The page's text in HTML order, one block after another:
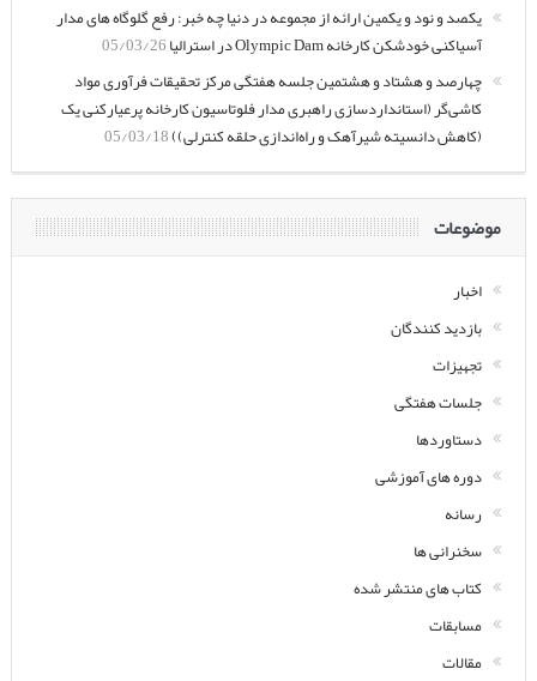
یکصد و نود و یکمین ارائه از مجموعه در دنیا چه خبر: رفع گلوگاه های مدار
آسیاکنی خودشکن کارخانه Olympic Dam در استرالیا
05/03/26
چهارصد و هشتاد و هشتمین جلسه هفتگی مرکز تحقیقات فرآوری مواد
کاشی‌گر (استانداردسازی راهبری مدار فلوتاسیون کارخانه پرعیارکنی یک
(کاهش دانسیته شیرآهک و راه‌اندازی حلقه کنترلی))05/03/18
موضوعات
اخبار
بازدید کنندگان
تجهیزات
جلسات هفتگی
دستاوردها
دوره های آموزشی
رسانه
سخنرانی ها
کتاب های منتشر شده
مسابقات
مقالات